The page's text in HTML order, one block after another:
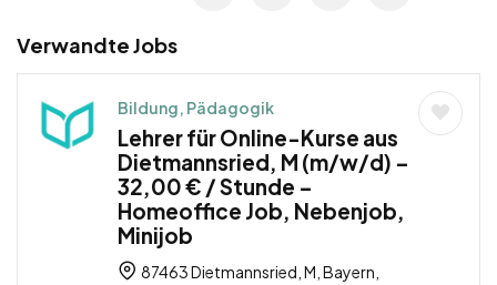
Verwandte Jobs
Bildung, Pädagogik
Lehrer für Online-Kurse aus
Dietmannsried, M (m/w/d) –
32,00 € / Stunde –
Homeoffice Job, Nebenjob,
Minijob
87463 Dietmannsried, M, Bayern,